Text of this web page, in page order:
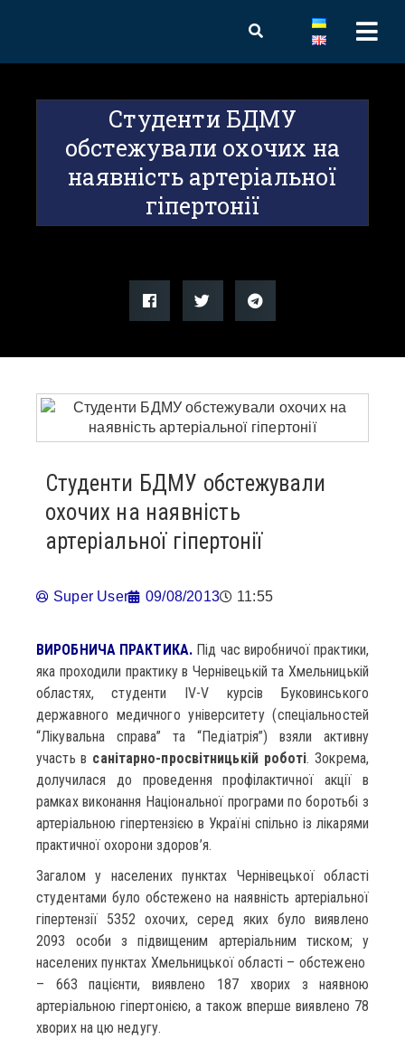
Студенти БДМУ
обстежували охочих на
наявність артеріальної
гіпертонії
Студенти БДМУ обстежували
охочих на наявність
артеріальної гіпертонії
Super User 09/08/2013 11:55
ВИРОБНИЧА ПРАКТИКА.Під час виробничої практики,
яка проходили практику в Чернівецькій та Хмельницькій
областях, студенти IV-V курсів Буковинського
державного медичного університету (спеціальностей
“Лікувальна справа” та “Педіатрія”) взяли активну
участь в санітарно-просвітницькій роботі. Зокрема,
долучилася до проведення профілактичної акції в
рамках виконання Національної програми по боротьбі з
артеріальною гіпертензією в Україні спільно із лікарями
практичної охорони здоров’я.
Загалом у населених пунктах Чернівецької області
студентами було обстежено на наявність артеріальної
гіпертензії 5352 охочих, серед яких було виявлено
2093 особи з підвищеним артеріальним тиском; у
населених пунктах Хмельницької області – обстежено
– 663 пацієнти, виявлено 187 хворих з наявною
артеріальною гіпертонією, а також вперше виявлено 78
хворих на цю недугу.